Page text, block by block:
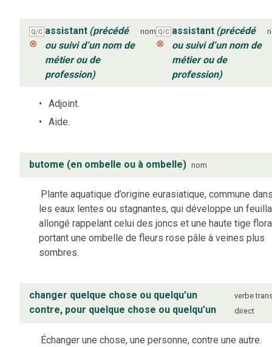
Q/C
⊗
assistant (précédé
ou suivi d’un nom de
métier ou de
profession)
nom Q/C
⊗
assistant (précédé
ou suivi d’un nom de
métier ou de
profession)
Adjoint.
Aide.
butome (en ombelle ou à ombelle) nom
Plante aquatique d’origine eurasiatique, commune
les eaux lentes ou stagnantes, qui développe un
allongé rappelant celui des joncs et une haute tige
portant une ombelle de fleurs rose pâle à veines plus
sombres.
changer quelque chose ou quelqu’un
contre, pour quelque chose ou quelqu’un
verbe
direct
Échanger une chose, une personne, contre une autre.